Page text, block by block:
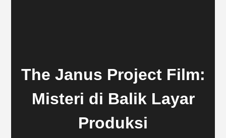
The Janus Project Film:
Misteri di Balik Layar
Produksi